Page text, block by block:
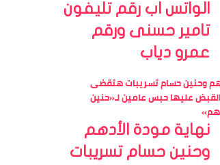
الواتس اب رقم تليفون
تامير حسنى ورقم
عمرو دياب
نهاية مودة الأدهم
وحنين حسام تسريبات